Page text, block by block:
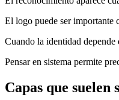
El logo puede ser importante
Cuando la identidad depende
Pensar en sistema permite
Capas que suelen